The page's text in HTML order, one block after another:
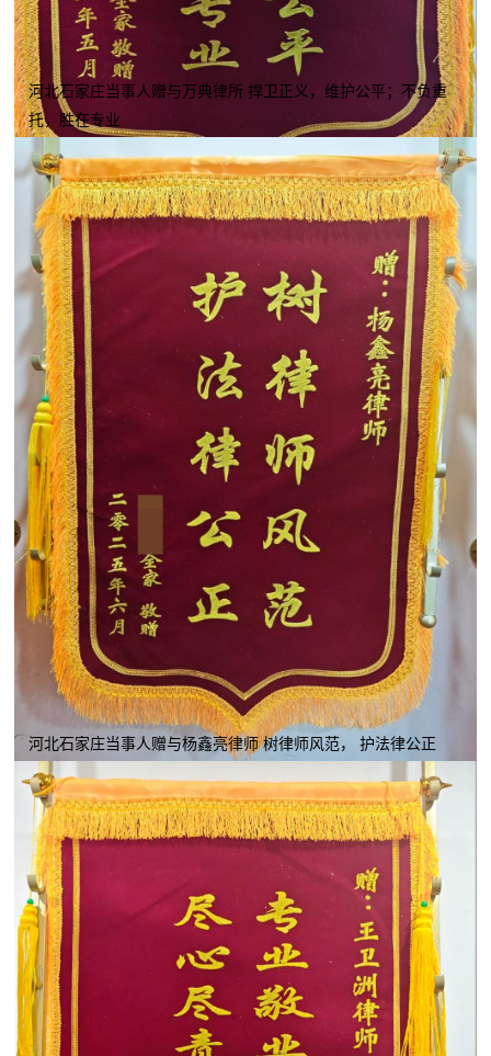
河北石家庄当事人赠与万典律所 捍卫正义，维护公平；不负重
托，胜在专业
河北石家庄当事人赠与杨鑫亮律师 树律师风范， 护法律公正